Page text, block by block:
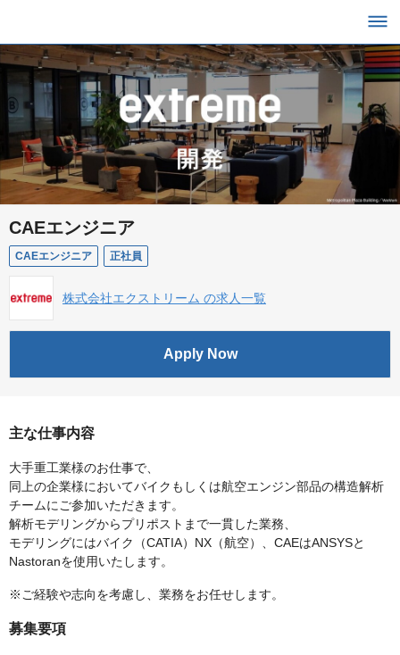
CAEエンジニア
CAEエンジニア 正社員
株式会社エクストリーム の求人一覧
Apply Now
主な仕事内容
大手重工業様のお仕事で、
同上の企業様においてバイクもしくは航空エンジン部品の構造解析
チームにご参加いただきます。
解析モデリングからプリポストまで一貫した業務、
モデリングにはバイク（CATIA）NX（航空）、CAEはANSYSと
Nastoranを使用いたします。
※ご経験や志向を考慮し、業務をお任せします。
募集要項